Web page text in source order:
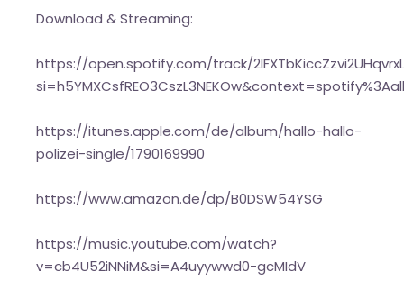
Download & Streaming:
https://open.spotify.com/track/
https://itunes.apple.com/de/album/hallo-hallo-
polizei-single/1790169990
https://www.amazon.de/dp/B0DSW54YSG
https://music.youtube.com/watch?
v=cb4U52iNNiM&si=A4uyywwd0-gcMIdV